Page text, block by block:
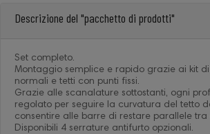
Descrizione del "pacchetto di prodotti"
Set completo.
Montaggio semplice e rapido grazie ai kit
normali e tetti con punti fissi.
Grazie alle scanalature sottostanti, ogni
regolato per seguire la curvatura del tetto
consentire alle barre di restare parallele tra
Disponibili 4 serrature antifurto opzionali.